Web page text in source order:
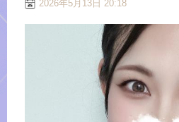
2026年5月13日 20:18